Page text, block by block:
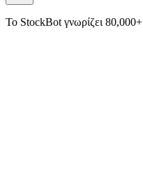
Το StockBot γνωρίζει